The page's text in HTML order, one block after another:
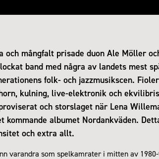
och mångfalt prisade duon Ale Möller
band med några av landets mest
folk- och jazzmusikscen.
kulning, live-elektronik och
och storslaget när Lena
kommande albumet Nordankväden.
och extra allt.
varandra som spelkamrater i mitten av